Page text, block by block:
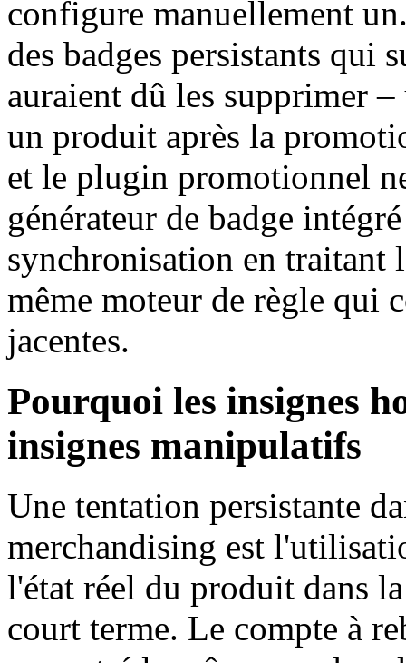
configure manuellement
des badges persistants
auraient dû les supprimer
un produit après la
et le plugin promotionnel
générateur de badge
synchronisation en traitant
même moteur de règle qui
jacentes.
Pourquoi les insignes
insignes manipulatifs
Une tentation persistante
merchandising est
l'état réel du produit dans
court terme. Le compte à